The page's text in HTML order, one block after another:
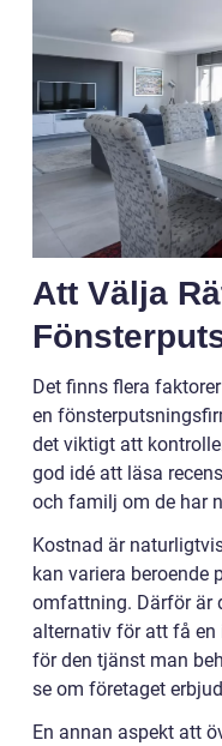
Att Välja
Det finns flera
en
det viktigt att
god idé att läsa
och familj om de har
Kostnad är
kan variera beroende
omfattning. Därför är
alternativ för att få
för den tjänst man
se om företaget
En annan aspekt att